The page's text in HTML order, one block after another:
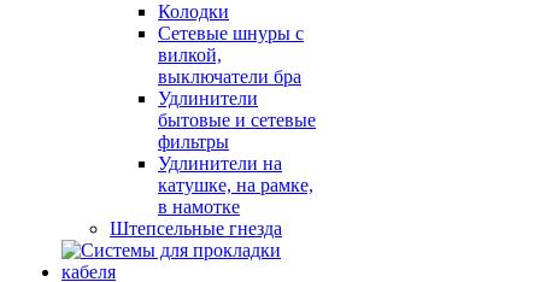
Колодки
Сетевые шнуры с
вилкой,
выключатели бра
Удлинители
бытовые и сетевые
фильтры
Удлинители на
катушке, на рамке,
в намотке
Штепсельные гнезда